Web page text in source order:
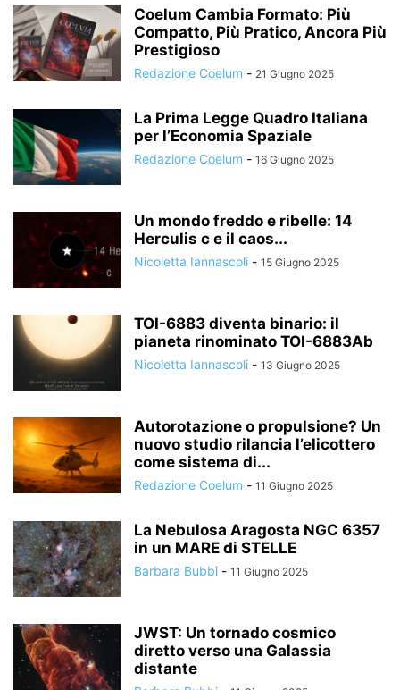
Coelum Cambia Formato: Più
Compatto, Più Pratico, Ancora Più
Prestigioso
Redazione Coelum - 21 Giugno 2025
La Prima Legge Quadro Italiana
per l’Economia Spaziale
Redazione Coelum - 16 Giugno 2025
Un mondo freddo e ribelle: 14
Herculis c e il caos...
Nicoletta Iannascoli - 15 Giugno 2025
TOI-6883 diventa binario: il
pianeta rinominato TOI-6883Ab
Nicoletta Iannascoli - 13 Giugno 2025
Autorotazione o propulsione? Un
nuovo studio rilancia l’elicottero
come sistema di...
Redazione Coelum - 11 Giugno 2025
La Nebulosa Aragosta NGC 6357
in un MARE di STELLE
Barbara Bubbi - 11 Giugno 2025
JWST: Un tornado cosmico
diretto verso una Galassia
distante